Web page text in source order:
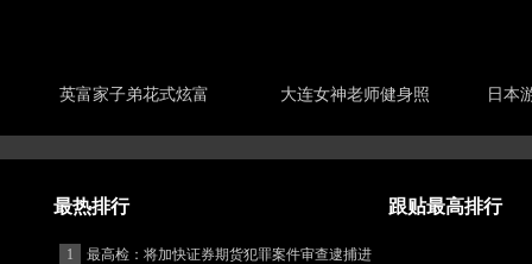
英富家子弟花式炫富 大连女神老师健身照 日本
最热排行 跟贴最高排行
1
最高检：将加快证券期货犯罪案件审查逮捕进